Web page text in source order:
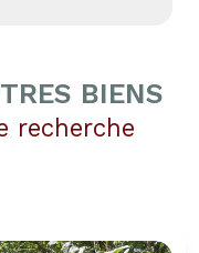
BIENS
recherche